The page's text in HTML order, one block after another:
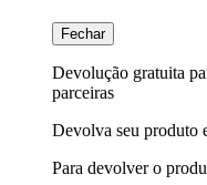
Fechar
Devolução gratuita
parceiras
Devolva seu produto
Para devolver o